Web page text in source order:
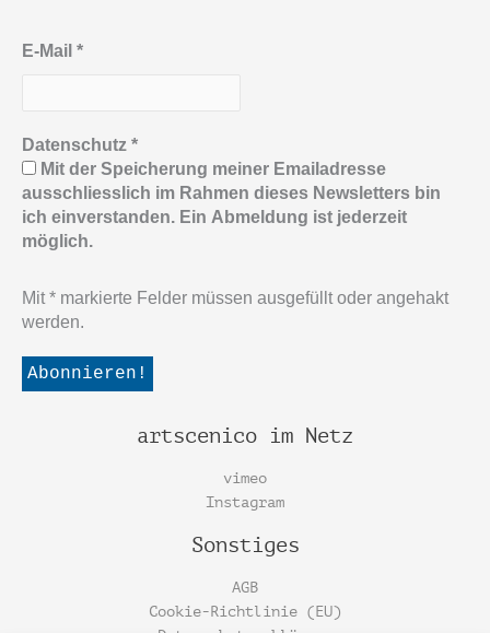
E-Mail *
Datenschutz *
Mit der Speicherung meiner Emailadresse
ausschliesslich im Rahmen dieses Newsletters bin
ich einverstanden. Ein Abmeldung ist jederzeit
möglich.
Mit * markierte Felder müssen ausgefüllt oder angehakt
werden.
artscenico im Netz
vimeo
Instagram
Sonstiges
AGB
Cookie-Richtlinie (EU)